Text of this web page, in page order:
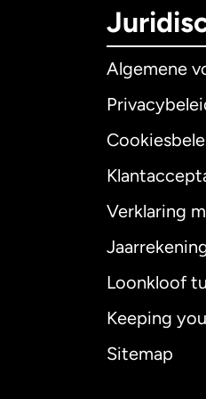
Algemene
Verklaring
Loonkloof
Keeping
Sitemap